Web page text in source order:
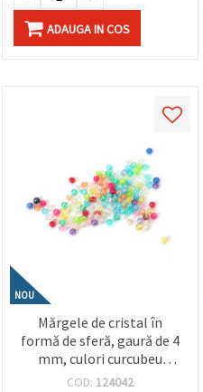
ADAUGA IN COS
NOU
Mărgele de cristal în
formă de sferă, gaură de 4
mm, culori curcubeu
mixte - 20 grame ~700
COD: 124042